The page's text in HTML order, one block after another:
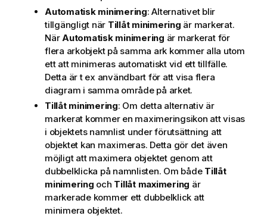
Automatisk minimering: Alternativet blir
tillgängligt när Tillåt minimering är markerat.
När Automatisk minimering är markerat för
flera arkobjekt på samma ark kommer alla utom
ett att minimeras automatiskt vid ett tillfälle.
Detta är t ex användbart för att visa flera
diagram i samma område på arket.
Tillåt minimering: Om detta alternativ är
markerat kommer en maximeringsikon att visas
i objektets namnlist under förutsättning att
objektet kan maximeras. Detta gör det även
möjligt att maximera objektet genom att
dubbelklicka på namnlisten. Om både Tillåt
minimering och Tillåt maximering är
markerade kommer ett dubbelklick att
minimera objektet.